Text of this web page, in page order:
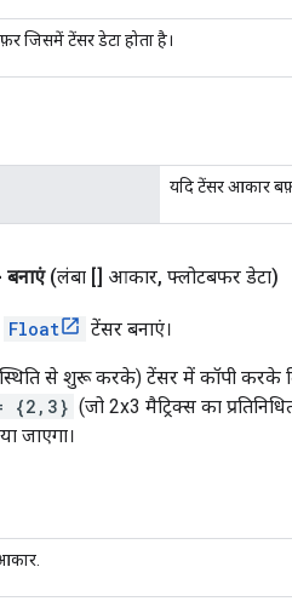
जिसमें टेंसर डेटा होता है।
यदि टेंसर आकार
बनाएं (लंबा [] आकार, फ्लोटबफर डेटा)
Float टेंसर बनाएं।
स्थिति से शुरू करके) टेंसर में कॉपी
{2,3} (जो 2x3 मैट्रिक्स का
जाएगा।